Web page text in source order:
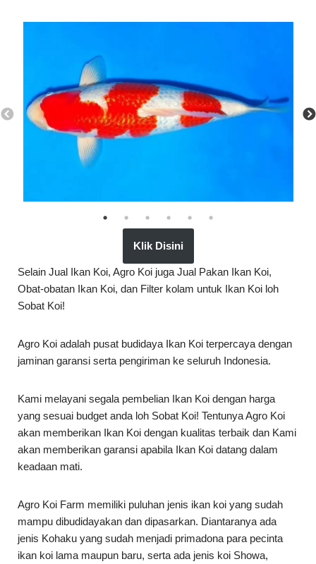
Klik Disini
Selain Jual Ikan Koi, Agro Koi juga Jual Pakan Ikan Koi,
Obat-obatan Ikan Koi, dan Filter kolam untuk Ikan Koi loh
Sobat Koi!
Agro Koi adalah pusat budidaya Ikan Koi terpercaya dengan
jaminan garansi serta pengiriman ke seluruh Indonesia.
Kami melayani segala pembelian Ikan Koi dengan harga
yang sesuai budget anda loh Sobat Koi! Tentunya Agro Koi
akan memberikan Ikan Koi dengan kualitas terbaik dan Kami
akan memberikan garansi apabila Ikan Koi datang dalam
keadaan mati.
Agro Koi Farm memiliki puluhan jenis ikan koi yang sudah
mampu dibudidayakan dan dipasarkan. Diantaranya ada
jenis Kohaku yang sudah menjadi primadona para pecinta
ikan koi lama maupun baru, serta ada jenis koi Showa,